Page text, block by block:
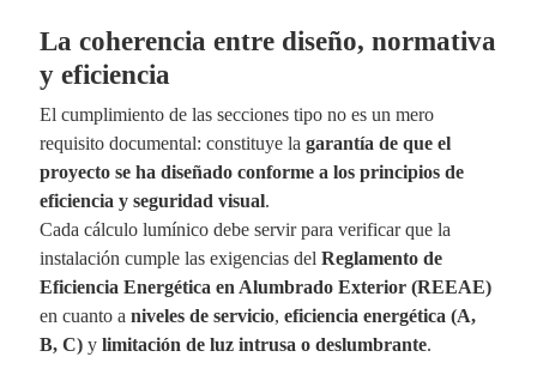
La coherencia entre diseño, normativa
y eficiencia
El cumplimiento de las secciones tipo no es un mero
requisito documental: constituye la garantía de que el
proyecto se ha diseñado conforme a los principios de
eficiencia y seguridad visual.
Cada cálculo lumínico debe servir para verificar que la
instalación cumple las exigencias del Reglamento de
Eficiencia Energética en Alumbrado Exterior (REEAE)
en cuanto a niveles de servicio, eficiencia energética (A,
B, C)y limitación de luz intrusa o deslumbrante.